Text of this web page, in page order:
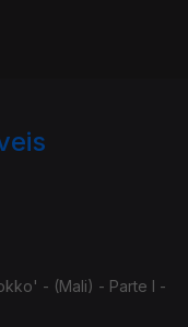
- (Mali) - Parte I -